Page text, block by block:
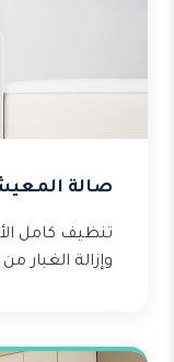
صالة
تنظيف كامل
وإزالة الغبار